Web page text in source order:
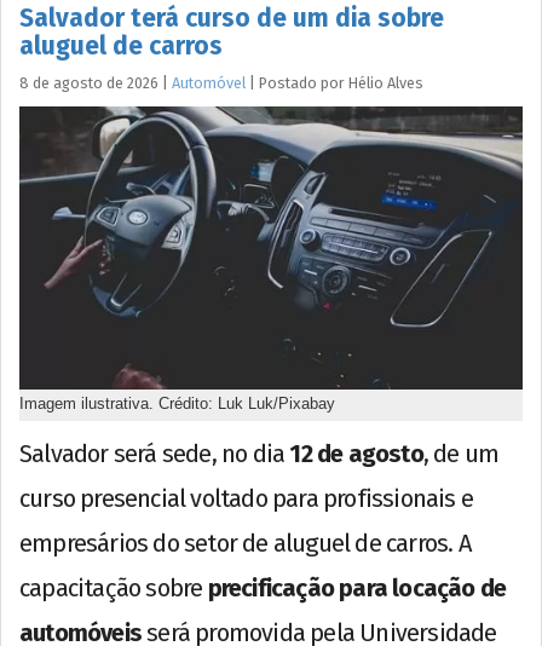
Salvador terá curso de um dia sobre
aluguel de carros
8 de agosto de 2026 Automóvel Postado por Hélio Alves
Imagem ilustrativa. Crédito: Luk Luk/Pixabay
Salvador será sede, no dia 12 de agosto, de um
curso presencial voltado para profissionais e
empresários do setor de aluguel de carros. A
capacitação sobre precificação para locação de
automóveisserá promovida pela Universidade